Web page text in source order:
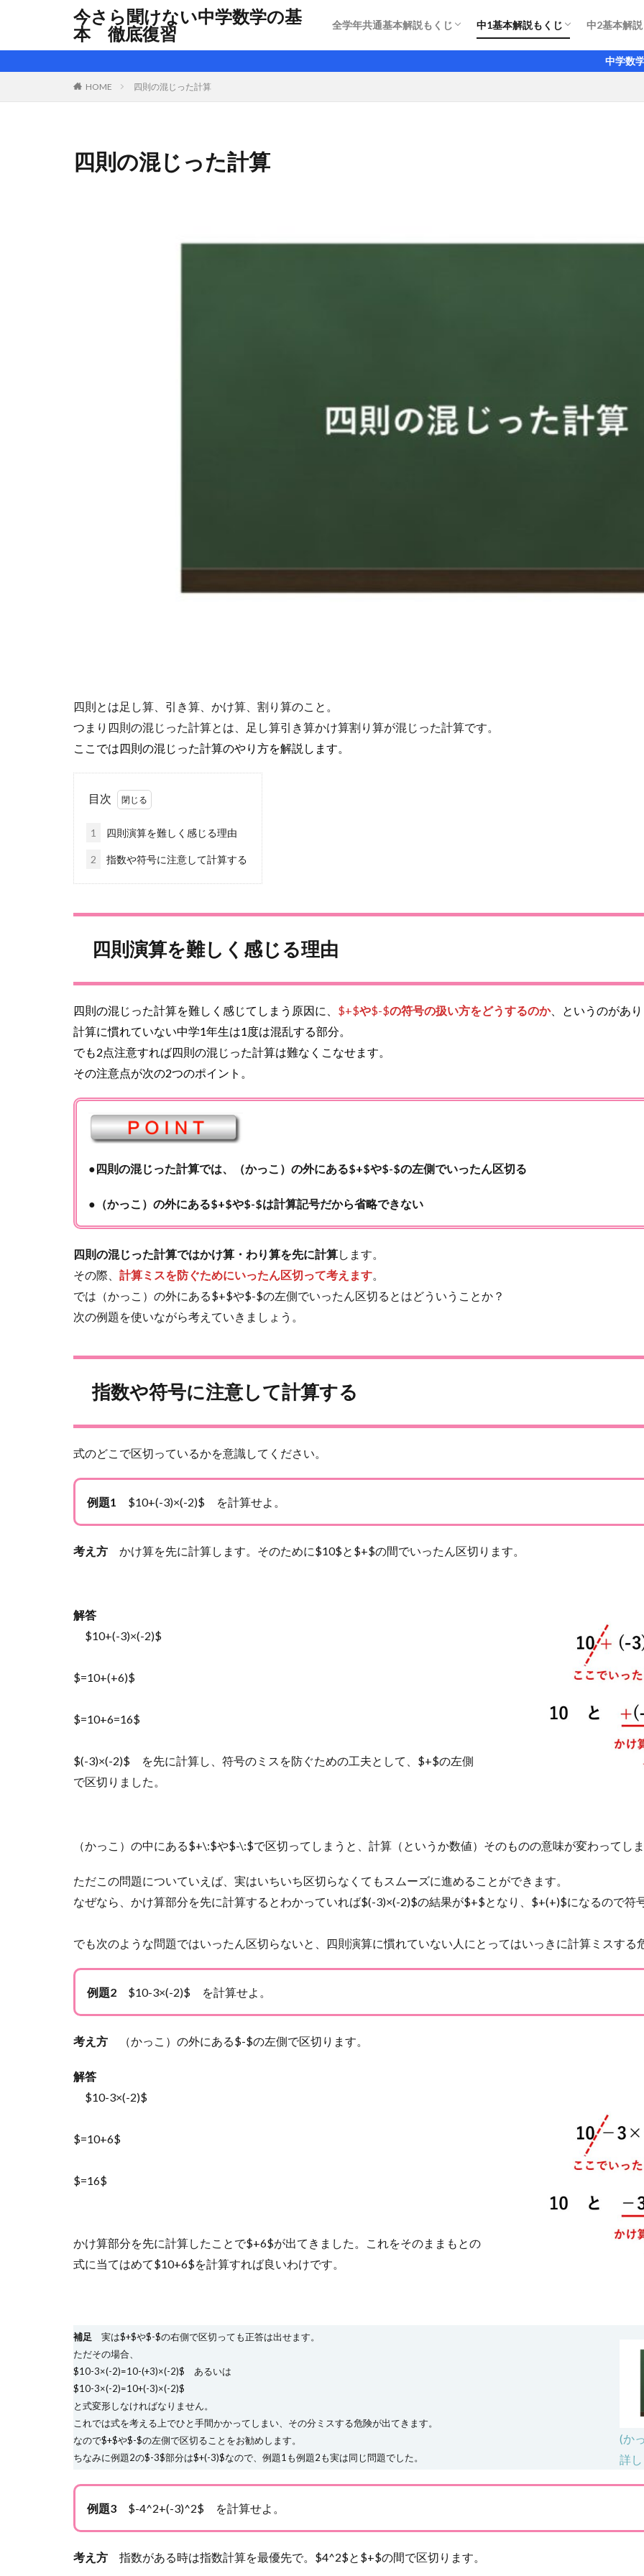
今さら聞けない中学数学の基
本 徹底復習
全学年共通基本解説もくじ 中1基本解説もくじ
正負の数 加法・減法の基本
正負の数 （かっこ）のない計算
分数タイプの文字式の加法・減法
文字式のきまり 基本と考え方
分配法則の基本を確認しよう
移項をつかった方程式の解き方
分数タイプの方程式の解き方
小数タイプの方程式の解き方
方程式の文章題 年齢の関係
方程式の文章題 速さの問題の考
方程式の文章題 個数と代金
関数とは？ 定数と変数の違い
反比例のグラフの特徴とグラフの
反比例 歯車問題の基礎知識
平面図形の用語と記号 表し方の
おうぎ形の面積 弧の長さ 中心
垂直二等分線 垂線 角の二等分
空間図形の基本 多面体と直線や
角柱・円柱・角錐・円錐・球の体積
立体の表面積は展開図をかいて求
中2基本解
式の計算
等式の
偶数と偶
連立方程
連立方程
連立方程
一次関数
一次関数
一次関数
一次関数
交点の座
一次関数
対頂角
多角形の
三角形の
図形を使
二等辺三
直角三角
平行四辺
平行四辺
中学数学の基礎をゼ
HOME 四則の混じった計算
四則の混じった計算
四則とは足し算、引き算、かけ算、割り算のこと。
つまり四則の混じった計算とは、足し算引き算かけ算割り算が混じった計算です。
ここでは四則の混じった計算のやり方を解説します。
目次
1 四則演算を難しく感じる理由
2 指数や符号に注意して計算する
四則演算を難しく感じる理由
四則の混じった計算を難しく感じてしまう原因に、 $+$や$-$の符号の扱い方をどうするのか、というのがあ
計算に慣れていない中学1年生は1度は混乱する部分。
でも2点注意すれば四則の混じった計算は難なくこなせます。
その注意点が次の2つのポイント。
●四則の混じった計算では、（かっこ）の外にある$+$や$-$の左側でいったん区切る
● （かっこ）の外にある$+$や$-$は計算記号だから省略できない
四則の混じった計算ではかけ算・わり算を先に計算します。
その際、 計算ミスを防ぐためにいったん区切って考えます。
では（かっこ）の外にある$+$や$-$の左側でいったん区切るとはどういうことか？
次の例題を使いながら考えていきましょう。
指数や符号に注意して計算する
式のどこで区切っているかを意識してください。
例題1 $10+(-3)×(-2)$ を計算せよ。
考え方 かけ算を先に計算します。そのために$10$と$+$の間でいったん区切ります。
解答
$10+(-3)×(-2)$
$=10+(+6)$
$=10+6=16$
$(-3)×(-2)$ を先に計算し、符号のミスを防ぐための工夫として、$+$の左側
で区切りました。
（かっこ）の中にある$+\:$や$-\:$で区切ってしまうと、計算（というか数値）そのものの意味が変わってし
ただこの問題についていえば、実はいちいち区切らなくてもスムーズに進めることができます。
なぜなら、かけ算部分を先に計算するとわかっていれば$(-3)×(-2)$の結果が$+$となり、$+(+)$になるので符
でも次のような問題ではいったん区切らないと、四則演算に慣れていない人にとってはいっきに計算ミスする
例題2 $10-3×(-2)$ を計算せよ。
考え方 （かっこ）の外にある$-$の左側で区切ります。
解答
$10-3×(-2)$
$=10+6$
$=16$
かけ算部分を先に計算したことで$+6$が出てきました。これをそのままもとの
式に当てはめて$10+6$を計算すれば良いわけです。
補足 実は$+$や$-$の右側で区切っても正答は出せます。
ただその場合、
$10-3×(-2)=10-(+3)×(-2)$ あるいは
$10-3×(-2)=10+(-3)×(-2)$
と式変形しなければなりません。
これでは式を考える上でひと手間かかってしまい、その分ミスする危険が出てきます。
なので$+$や$-$の左側で区切ることをお勧めします。
ちなみに例題2の$-3$部分は$+(-3)$なので、例題1も例題2も実は同じ問題でした。
(か
詳
例題3 $-4^2+(-3)^2$ を計算せよ。
考え方 指数がある時は指数計算を最優先で。$4^2$と$+$の間で区切ります。